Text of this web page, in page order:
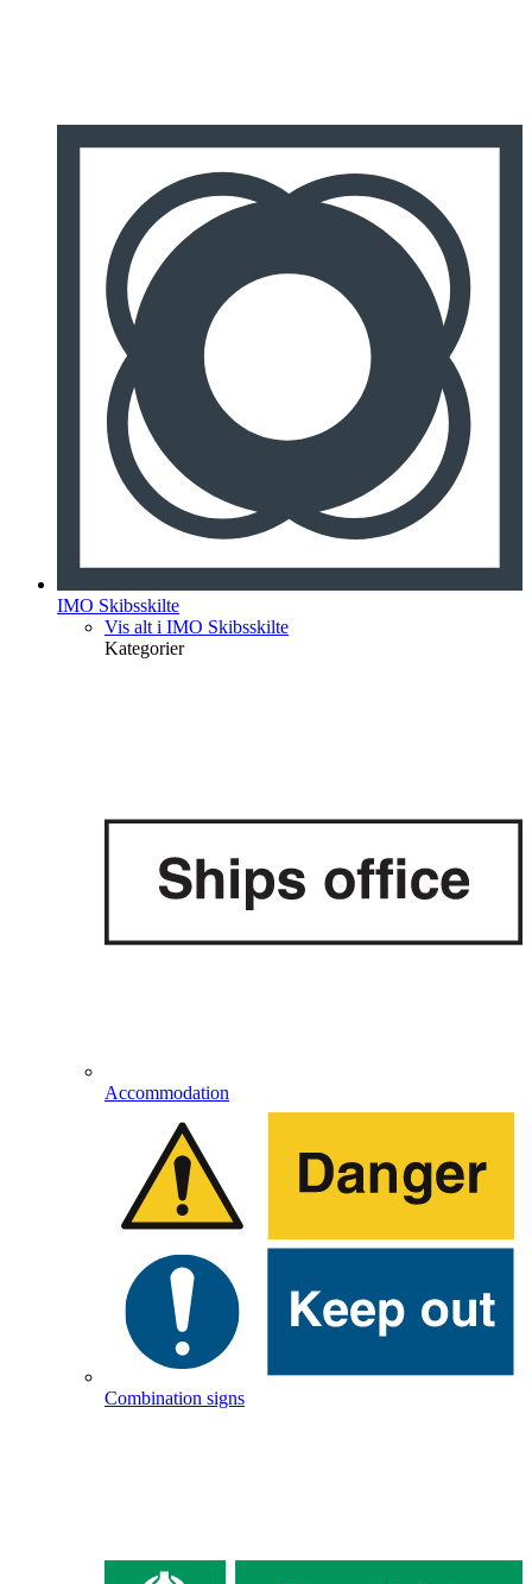
IMO Skibsskilte
Vis alt i IMO Skibsskilte
Kategorier
Accommodation
Combination signs